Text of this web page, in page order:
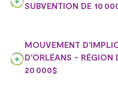
SUBVENTION DE 10
MOUVEMENT
D'ORLÉANS - RÉGION
20 000$